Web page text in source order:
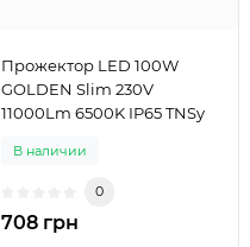
Прожектор LED 100W
GOLDEN Slim 230V
11000Lm 6500K IP65 TNSy
В наличии
0
708 грн